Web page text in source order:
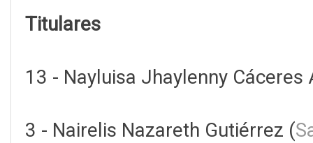
Titulares
13 - Nayluisa Jhaylenny Cáceres
3 - Nairelis Nazareth Gutiérrez (